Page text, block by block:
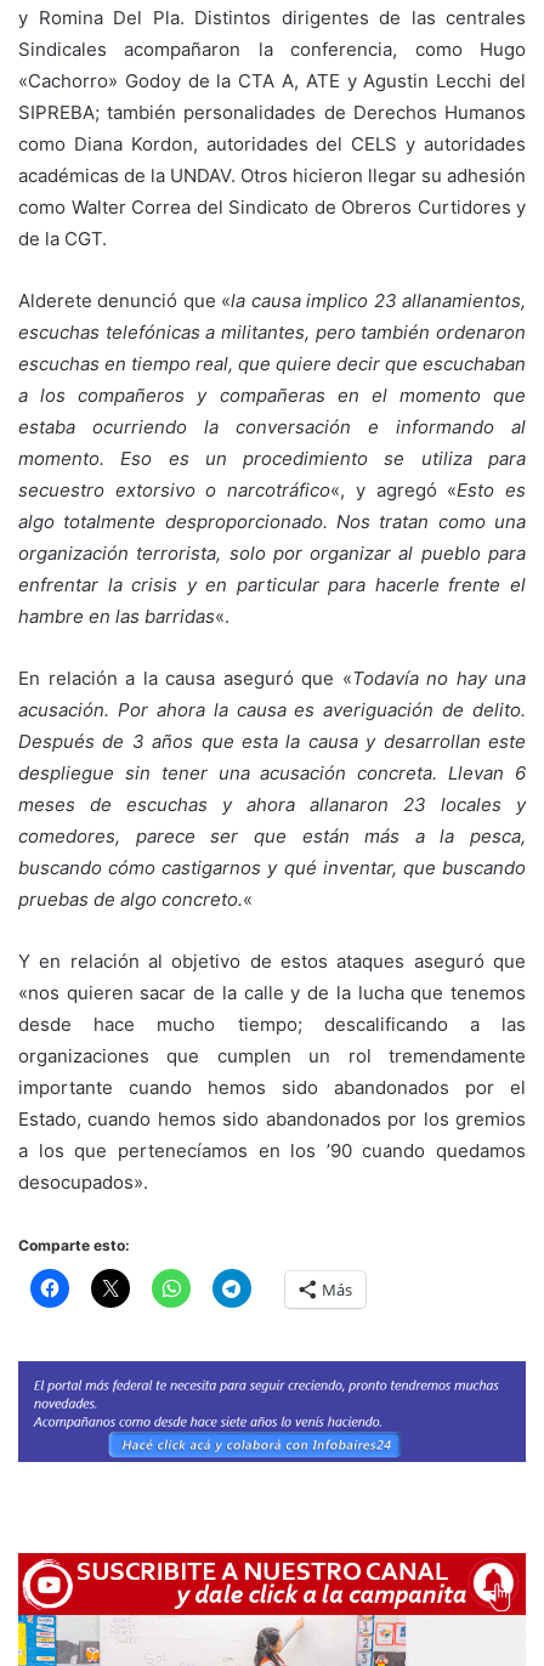
y Romina Del Pla. Distintos dirigentes de las centrales
Sindicales acompañaron la conferencia, como Hugo
«Cachorro» Godoy de la CTA A, ATE y Agustin Lecchi del
SIPREBA; también personalidades de Derechos Humanos
como Diana Kordon, autoridades del CELS y autoridades
académicas de la UNDAV. Otros hicieron llegar su adhesión
como Walter Correa del Sindicato de Obreros Curtidores y
de la CGT.
Alderete denunció que «la causa implico 23 allanamientos,
escuchas telefónicas a militantes, pero también ordenaron
escuchas en tiempo real, que quiere decir que escuchaban
a los compañeros y compañeras en el momento que
estaba ocurriendo la conversación e informando al
momento. Eso es un procedimiento se utiliza para
secuestro extorsivo o narcotráfico«, y agregó «Esto es
algo totalmente desproporcionado. Nos tratan como una
organización terrorista, solo por organizar al pueblo para
enfrentar la crisis y en particular para hacerle frente el
hambre en las barridas«.
En relación a la causa aseguró que «Todavía no hay una
acusación. Por ahora la causa es averiguación de delito.
Después de 3 años que esta la causa y desarrollan este
despliegue sin tener una acusación concreta. Llevan 6
meses de escuchas y ahora allanaron 23 locales y
comedores, parece ser que están más a la pesca,
buscando cómo castigarnos y qué inventar, que buscando
pruebas de algo concreto.«
Y en relación al objetivo de estos ataques aseguró que
«nos quieren sacar de la calle y de la lucha que tenemos
desde hace mucho tiempo; descalificando a las
organizaciones que cumplen un rol tremendamente
importante cuando hemos sido abandonados por el
Estado, cuando hemos sido abandonados por los gremios
a los que pertenecíamos en los ’90 cuando quedamos
desocupados».
Comparte esto:
Más